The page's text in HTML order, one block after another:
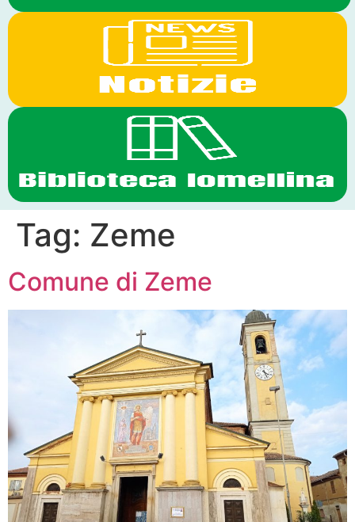
Tag: Zeme
Comune di Zeme